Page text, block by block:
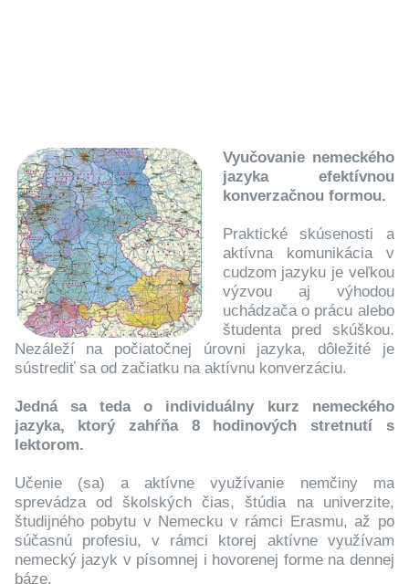
Vyučovanie nemeckého
jazyka efektívnou
konverzačnou formou.
Praktické skúsenosti a
aktívna komunikácia v
cudzom jazyku je veľkou
výzvou aj výhodou
uchádzača o prácu alebo
študenta pred skúškou.
Nezáleží na počiatočnej úrovni jazyka, dôležité je
sústrediť sa od začiatku na aktívnu konverzáciu.
Jedná sa teda o individuálny kurz nemeckého
jazyka, ktorý zahŕňa 8 hodinových stretnutí s
lektorom.
Učenie (sa) a aktívne využívanie nemčiny ma
sprevádza od školských čias, štúdia na univerzite,
študijného pobytu v Nemecku v rámci Erasmu, až po
súčasnú profesiu, v rámci ktorej aktívne využívam
nemecký jazyk v písomnej i hovorenej forme na dennej
báze.